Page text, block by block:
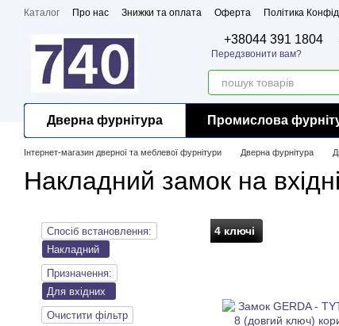
Перейти до основного контенту
Каталог Про нас Знижки та оплата Оферта Політика
+38044 391 1804
Передзвонити вам?
Дверна фурнітура Промислова
Інтернет-магазин дверної та меблевої фурнітури Дверна фурнітура
Накладний замок на
4 ключі
Спосіб встановлення:
Накладний
Призначення:
Для вхідних
Очистити фільтр